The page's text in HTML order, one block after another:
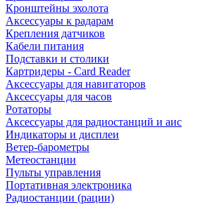
Кронштейны эхолота
Аксессуары к радарам
Крепления датчиков
Кабели питания
Подставки и столики
Картридеры - Card Reader
Аксессуары для навигаторов
Аксессуары для часов
Ротаторы
Аксессуары для радиостанций и аис
Индикаторы и дисплеи
Ветер-барометры
Метеостанции
Пульты управления
Портативная электроника
Радиостанции (рации)